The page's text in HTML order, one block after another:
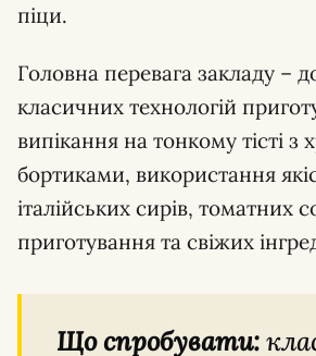
піци.
Головна перевага закладу –
класичних технологій
випікання на тонкому тісті з
бортиками, використання
італійських сирів, томатних
приготування та свіжих
Що спробувати: